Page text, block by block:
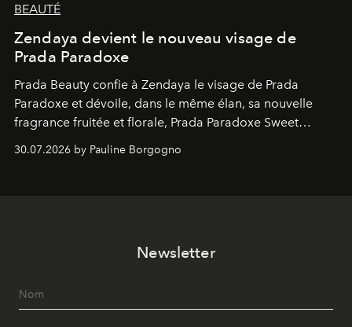
BEAUTÉ
Zendaya devient le nouveau visage de
Prada Paradoxe
Prada Beauty confie à Zendaya le visage de Prada
Paradoxe et dévoile, dans le même élan, sa nouvelle
fragrance fruitée et florale, Prada Paradoxe Sweet
Chemistry Eau de Parfum.
30.07.2026 by Pauline Borgogno
Newsletter